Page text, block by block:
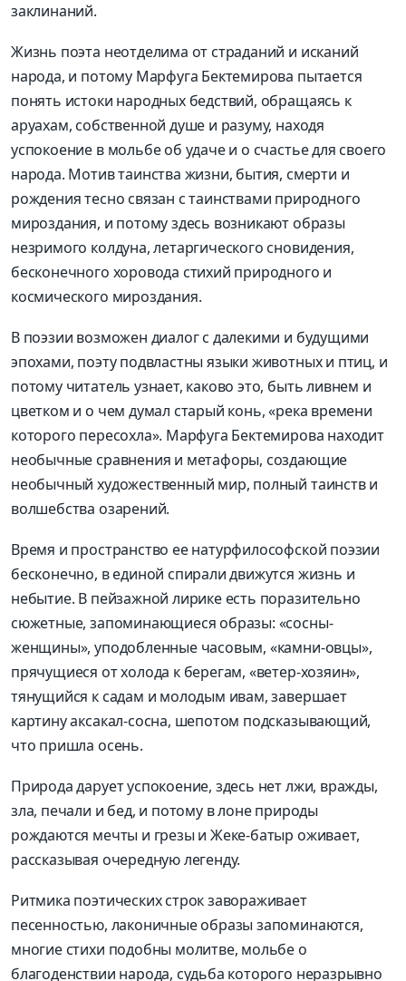
заклинаний.
Жизнь поэта неотделима от страданий и исканий
народа, и потому Марфуга Бектемирова пытается
понять истоки народных бедствий, обращаясь к
аруахам, собственной душе и разуму, находя
успокоение в мольбе об удаче и о счастье для своего
народа. Мотив таинства жизни, бытия, смерти и
рождения тесно связан с таинствами природного
мироздания, и потому здесь возникают образы
незримого колдуна, летаргического сновидения,
бесконечного хоровода стихий природного и
космического мироздания.
В поэзии возможен диалог с далекими и будущими
эпохами, поэту подвластны языки животных и птиц, и
потому читатель узнает, каково это, быть ливнем и
цветком и о чем думал старый конь, «река времени
которого пересохла». Марфуга Бектемирова находит
необычные сравнения и метафоры, создающие
необычный художественный мир, полный таинств и
волшебства озарений.
Время и пространство ее натурфилософской поэзии
бесконечно, в единой спирали движутся жизнь и
небытие. В пейзажной лирике есть поразительно
сюжетные, запоминающиеся образы: «сосны-
женщины», уподобленные часовым, «камни-овцы»,
прячущиеся от холода к берегам, «ветер-хозяин»,
тянущийся к садам и молодым ивам, завершает
картину аксакал-сосна, шепотом подсказывающий,
что пришла осень.
Природа дарует успокоение, здесь нет лжи, вражды,
зла, печали и бед, и потому в лоне природы
рождаются мечты и грезы и Жеке-батыр оживает,
рассказывая очередную легенду.
Ритмика поэтических строк завораживает
песенностью, лаконичные образы запоминаются,
многие стихи подобны молитве, мольбе о
благоденствии народа, судьба которого неразрывно